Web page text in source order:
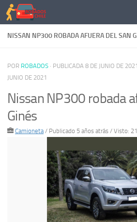
Saltar al contenido
NISSAN NP300 ROBADA AFUERA DEL SAN
POR ROBADOS · PUBLICADA 8 DE JUNIO DE 2021
JUNIO DE 2021
Nissan NP300 robada
Ginés
Camioneta/ Publicado 5 años atrás / Visto: